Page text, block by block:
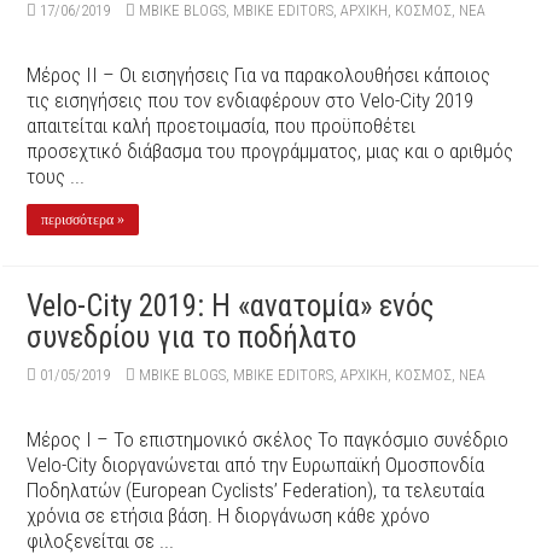
17/06/2019 MBIKE BLOGS, MBIKE EDITORS,ΑΡΧΙΚΉ, ΚΟΣΜΟΣ, ΝΕΑ
Μέρος ΙΙ – Οι εισηγήσεις Για να παρακολουθήσει κάποιος
τις εισηγήσεις που τον ενδιαφέρουν στο Velo-City 2019
απαιτείται καλή προετοιμασία, που προϋποθέτει
προσεχτικό διάβασμα του προγράμματος, μιας και ο αριθμός
τους ...
περισσότερα »
Velo-City 2019: Η «ανατομία» ενός
συνεδρίου για το ποδήλατο
01/05/2019 MBIKE BLOGS, MBIKE EDITORS,ΑΡΧΙΚΉ, ΚΟΣΜΟΣ, ΝΕΑ
Μέρος Ι – Το επιστημονικό σκέλος Το παγκόσμιο συνέδριο
Velo-City διοργανώνεται από την Ευρωπαϊκή Ομοσπονδία
Ποδηλατών (European Cyclists’ Federation), τα τελευταία
χρόνια σε ετήσια βάση. Η διοργάνωση κάθε χρόνο
φιλοξενείται σε ...